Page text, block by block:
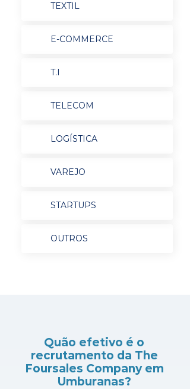
TEXTIL
E-COMMERCE
T.I
TELECOM
LOGÍSTICA
VAREJO
STARTUPS
OUTROS
Quão efetivo é o
recrutamento da The
Foursales Company em
Umburanas?